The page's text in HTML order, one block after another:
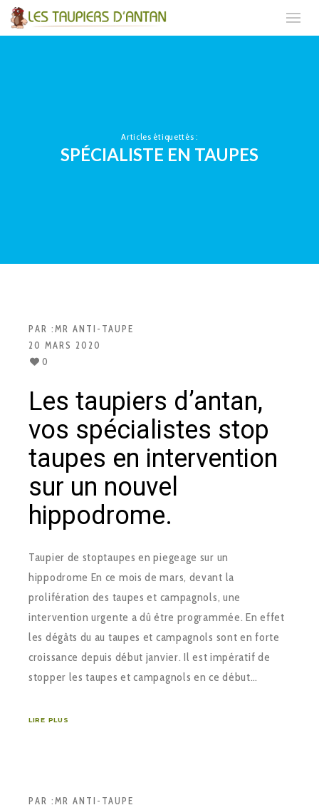
Articles étiquettés :
SPÉCIALISTE EN TAUPES
PAR :MR ANTI-TAUPE
20 MARS 2020
0
Les taupiers d’antan,
vos spécialistes stop
taupes en intervention
sur un nouvel
hippodrome.
Taupier de stoptaupes en piegeage sur un
hippodrome En ce mois de mars, devant la
prolifération des taupes et campagnols, une
intervention urgente a dû être programmée. En effet
les dégâts du au taupes et campagnols sont en forte
croissance depuis début janvier. Il est impératif de
stopper les taupes et campagnols en ce début…
LIRE PLUS
PAR :MR ANTI-TAUPE